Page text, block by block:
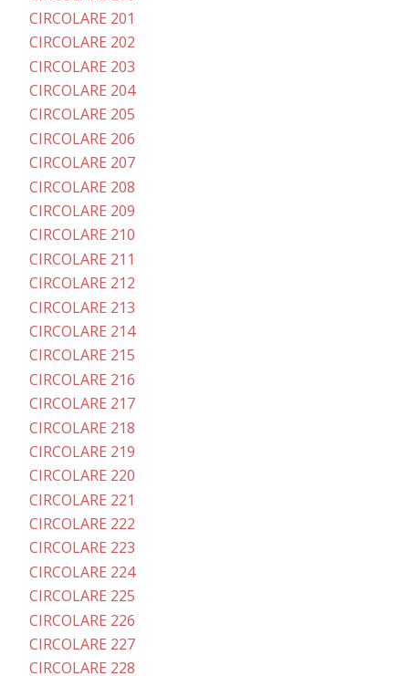
CIRCOLARE 201
CIRCOLARE 202
CIRCOLARE 203
CIRCOLARE 204
CIRCOLARE 205
CIRCOLARE 206
CIRCOLARE 207
CIRCOLARE 208
CIRCOLARE 209
CIRCOLARE 210
CIRCOLARE 211
CIRCOLARE 212
CIRCOLARE 213
CIRCOLARE 214
CIRCOLARE 215
CIRCOLARE 216
CIRCOLARE 217
CIRCOLARE 218
CIRCOLARE 219
CIRCOLARE 220
CIRCOLARE 221
CIRCOLARE 222
CIRCOLARE 223
CIRCOLARE 224
CIRCOLARE 225
CIRCOLARE 226
CIRCOLARE 227
CIRCOLARE 228